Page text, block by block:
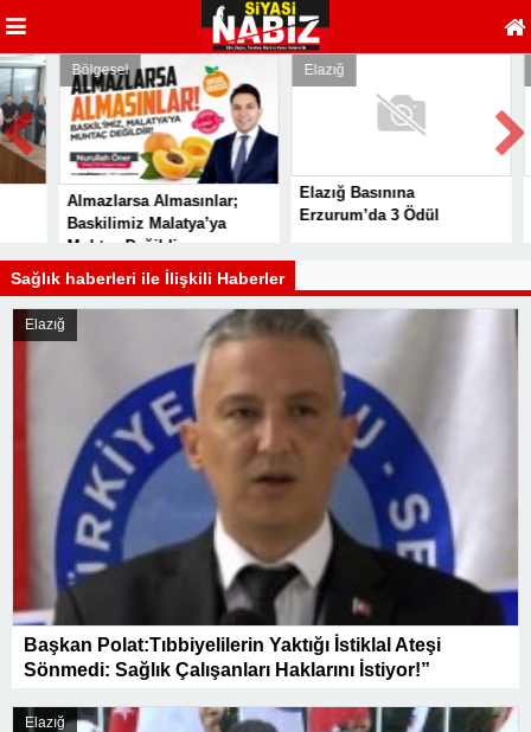
Bölgesel
Almazlarsa Almasınlar;
Baskilimiz Malatya’ya
Muhtaç Değildir
Elazığ Basınına
Erzurum’da 3 Ödül
Sağlık haberleri ile İlişkili Haberler
Elazığ
Başkan Polat:Tıbbiyelilerin Yaktığı İstiklal Ateşi
Sönmedi: Sağlık Çalışanları Haklarını İstiyor!”
Elazığ